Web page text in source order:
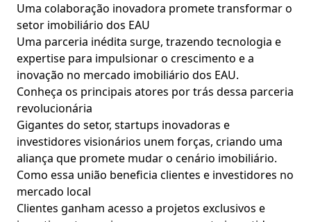
Uma colaboração inovadora promete transformar o
setor imobiliário dos EAU
Uma parceria inédita surge, trazendo tecnologia e
expertise para impulsionar o crescimento e a
inovação no mercado imobiliário dos EAU.
Conheça os principais atores por trás dessa parceria
revolucionária
Gigantes do setor, startups inovadoras e
investidores visionários unem forças, criando uma
aliança que promete mudar o cenário imobiliário.
Como essa união beneficia clientes e investidores no
mercado local
Clientes ganham acesso a projetos exclusivos e